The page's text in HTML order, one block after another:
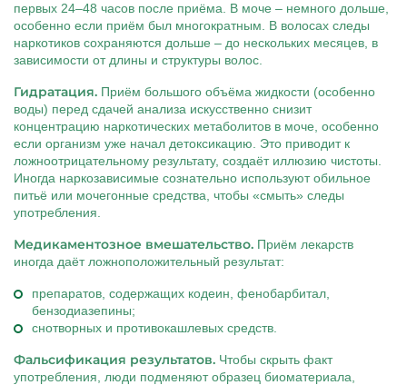
первых 24–48 часов после приёма. В моче – немного дольше,
особенно если приём был многократным. В волосах следы
наркотиков сохраняются дольше – до нескольких месяцев, в
зависимости от длины и структуры волос.
Гидратация. Приём большого объёма жидкости (особенно
воды) перед сдачей анализа искусственно снизит
концентрацию наркотических метаболитов в моче, особенно
если организм уже начал детоксикацию. Это приводит к
ложноотрицательному результату, создаёт иллюзию чистоты.
Иногда наркозависимые сознательно используют обильное
питьё или мочегонные средства, чтобы «смыть» следы
употребления.
Медикаментозное вмешательство. Приём лекарств
иногда даёт ложноположительный результат:
препаратов, содержащих кодеин, фенобарбитал,
бензодиазепины;
снотворных и противокашлевых средств.
Фальсификация результатов. Чтобы скрыть факт
употребления, люди подменяют образец биоматериала,